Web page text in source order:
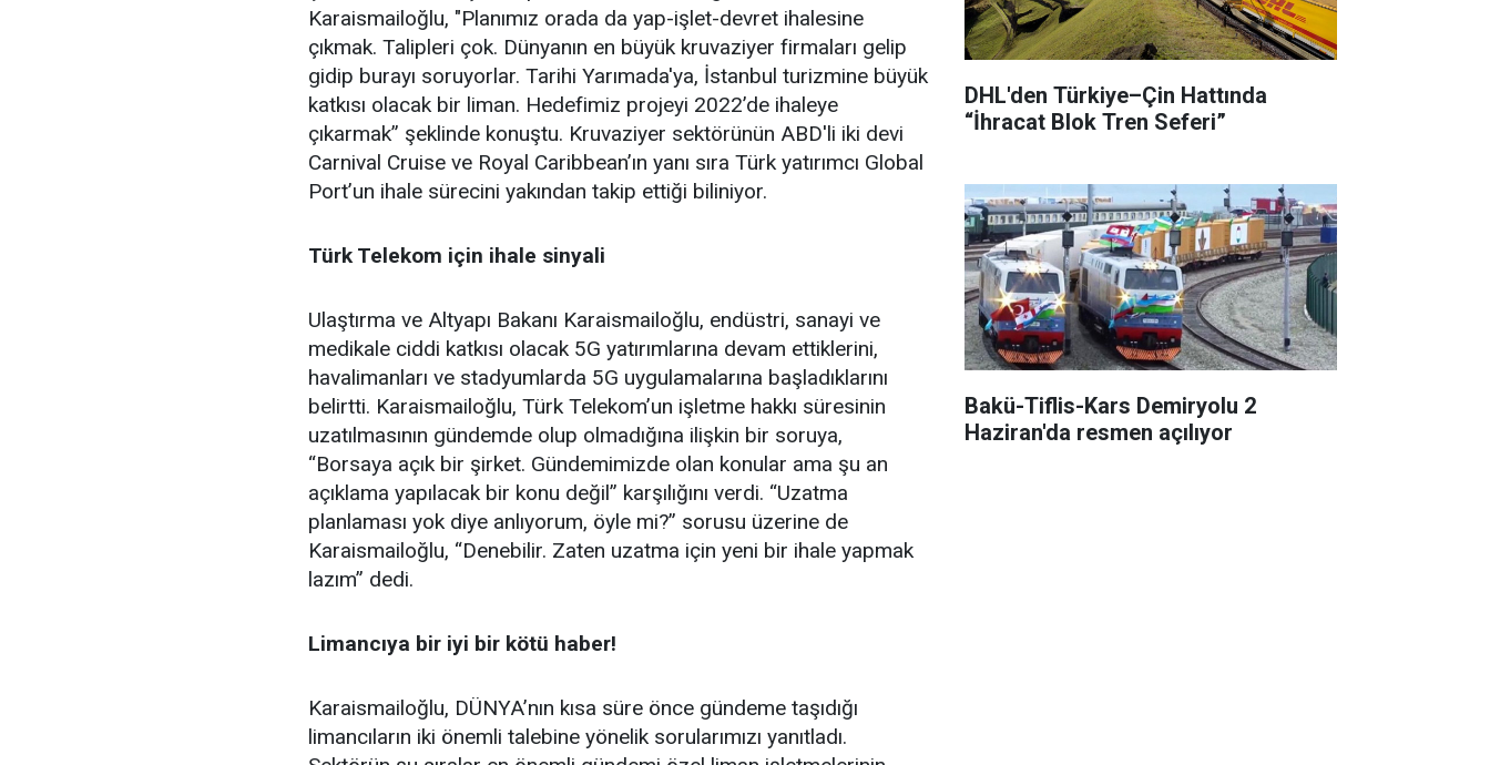
Karaismailoğlu, "Planımız orada da yap-işlet-devret ihalesine
çıkmak. Talipleri çok. Dünyanın en büyük kruvaziyer firmaları gelip
gidip burayı soruyorlar. Tarihi Yarımada'ya, İstanbul turizmine büyük
katkısı olacak bir liman. Hedefimiz projeyi 2022’de ihaleye
çıkarmak” şeklinde konuştu. Kruvaziyer sektörünün ABD'li iki devi
Carnival Cruise ve Royal Caribbean’ın yanı sıra Türk yatırımcı Global
Port’un ihale sürecini yakından takip ettiği biliniyor.
Türk Telekom için ihale sinyali
Ulaştırma ve Altyapı Bakanı Karaismailoğlu, endüstri, sanayi ve
medikale ciddi katkısı olacak 5G yatırımlarına devam ettiklerini,
havalimanları ve stadyumlarda 5G uygulamalarına başladıklarını
belirtti. Karaismailoğlu, Türk Telekom’un işletme hakkı süresinin
uzatılmasının gündemde olup olmadığına ilişkin bir soruya,
“Borsaya açık bir şirket. Gündemimizde olan konular ama şu an
açıklama yapılacak bir konu değil” karşılığını verdi. “Uzatma
planlaması yok diye anlıyorum, öyle mi?” sorusu üzerine de
Karaismailoğlu, “Denebilir. Zaten uzatma için yeni bir ihale yapmak
lazım” dedi.
Limancıya bir iyi bir kötü haber!
Karaismailoğlu, DÜNYA’nın kısa süre önce gündeme taşıdığı
limancıların iki önemli talebine yönelik sorularımızı yanıtladı.
DHL'den Türkiye–Çin Hattında
“İhracat Blok Tren Seferi”
Bakü-Tiflis-Kars Demiryolu 2
Haziran'da resmen açılıyor